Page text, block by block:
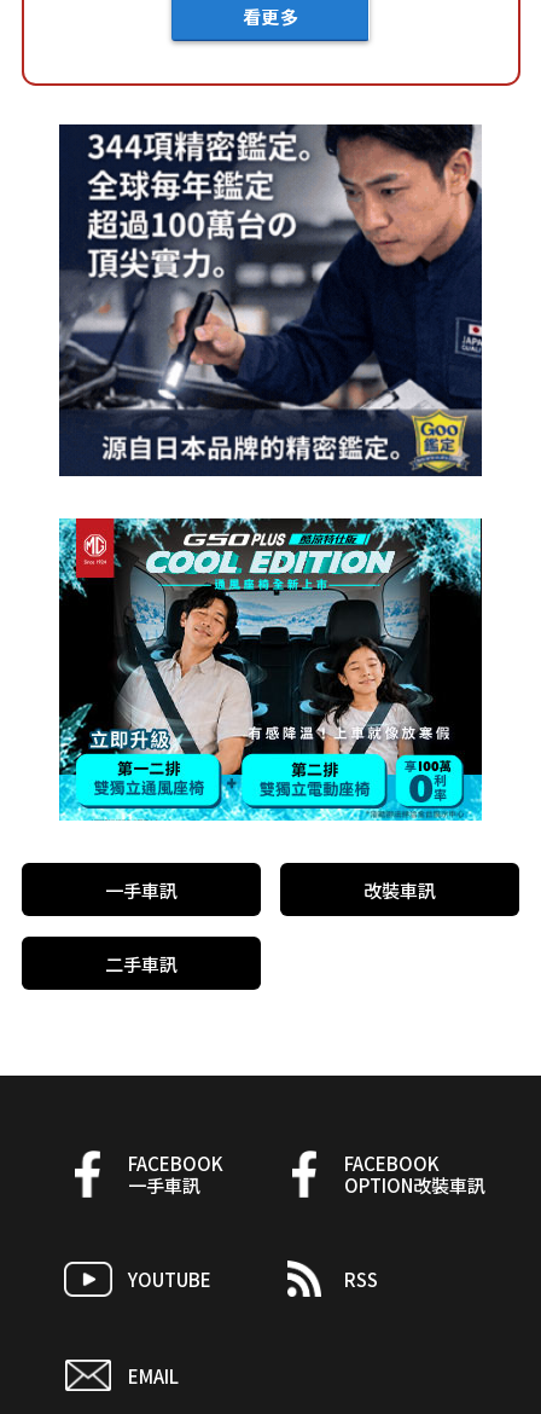
看更多
一手車訊 改裝車訊
二手車訊
FACEBOOK
一手車訊
FACEBOOK
OPTION改裝車訊
YOUTUBE RSS
EMAIL